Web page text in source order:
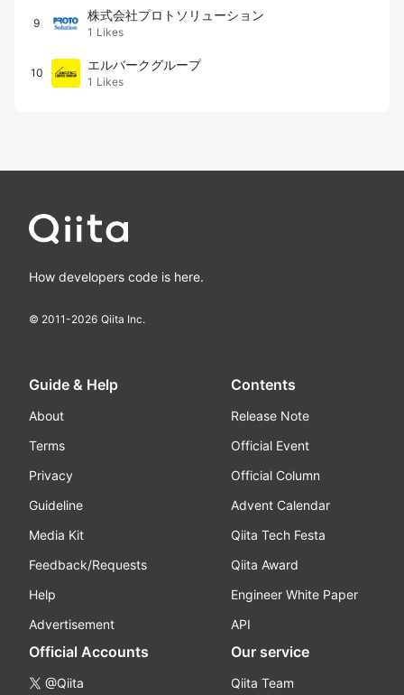
9
株式会社プロトソリューション
1 Likes
10
エルバークグループ
1 Likes
How developers code is here.
© 2011-2026 Qiita Inc.
Guide & Help
About
Terms
Privacy
Guideline
Media Kit
Feedback/Requests
Help
Advertisement
Contents
Release Note
Official Event
Official Column
Advent Calendar
Qiita Tech Festa
Qiita Award
Engineer White Paper
API
Official Accounts
@Qiita
Our service
Qiita Team